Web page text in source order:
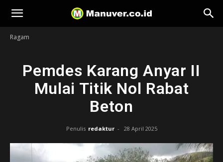
Manuver
Ragam
Pemdes Karang Anyar II
Mulai Titik Nol Rabat
Beton
Penulis redaktur - 28 April 2025